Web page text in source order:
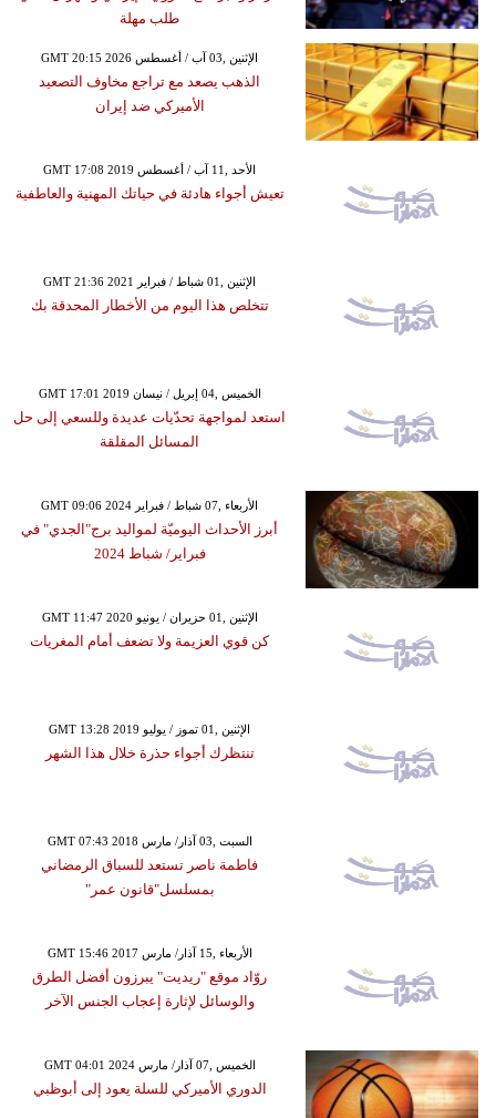
طلب مهلة
GMT 20:15 2026 الإثنين ,03 آب / أغسطس
الذهب يصعد مع تراجع مخاوف التصعيد
الأميركي ضد إيران
GMT 17:08 2019 الأحد ,11 آب / أغسطس
تعيش أجواء هادئة في حياتك المهنية والعاطفية
GMT 21:36 2021 الإثنين ,01 شباط / فبراير
تتخلص هذا اليوم من الأخطار المحدقة بك
GMT 17:01 2019 الخميس ,04 إبريل / نيسان
استعد لمواجهة تحدّيات عديدة وللسعي إلى حل
المسائل المقلقة
GMT 09:06 2024 الأربعاء ,07 شباط / فبراير
أبرز الأحداث اليوميّة لمواليد برج"الجدي" في
فبراير/ شباط 2024
GMT 11:47 2020 الإثنين ,01 حزيران / يونيو
كن قوي العزيمة ولا تضعف أمام المغريات
GMT 13:28 2019 الإثنين ,01 تموز / يوليو
تنتظرك أجواء حذرة خلال هذا الشهر
GMT 07:43 2018 السبت ,03 آذار/ مارس
فاطمة ناصر تستعد للسباق الرمضاني
بمسلسل"قانون عمر"
GMT 15:46 2017 الأربعاء ,15 آذار/ مارس
روّاد موقع "ريديت" يبرزون أفضل الطرق
والوسائل لإثارة إعجاب الجنس الآخر
GMT 04:01 2024 الخميس ,07 آذار/ مارس
الدوري الأميركي للسلة يعود إلى أبوظبي